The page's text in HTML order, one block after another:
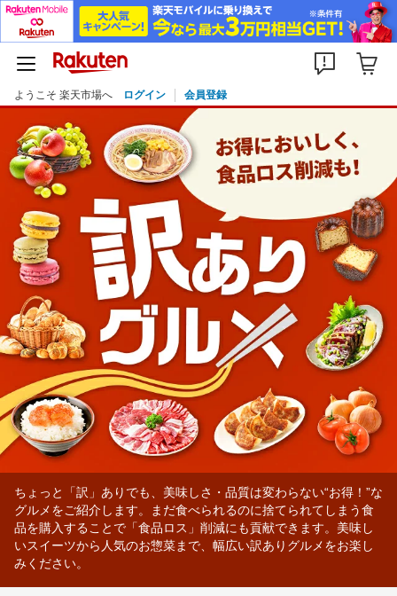
ようこそ 楽天市場へ ログイン 会員登録
ちょっと「訳」ありでも、美味しさ・品質は変わらない“お得！”な
グルメをご紹介します。まだ食べられるのに捨てられてしまう食
品を購入することで「食品ロス」削減にも貢献できます。美味し
いスイーツから人気のお惣菜まで、幅広い訳ありグルメをお楽し
みください。